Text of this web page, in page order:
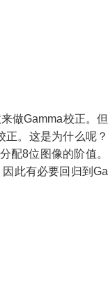
做Gamma校正。但
正。这是为什么呢？
配8位图像的阶值。
此有必要回归到Ga